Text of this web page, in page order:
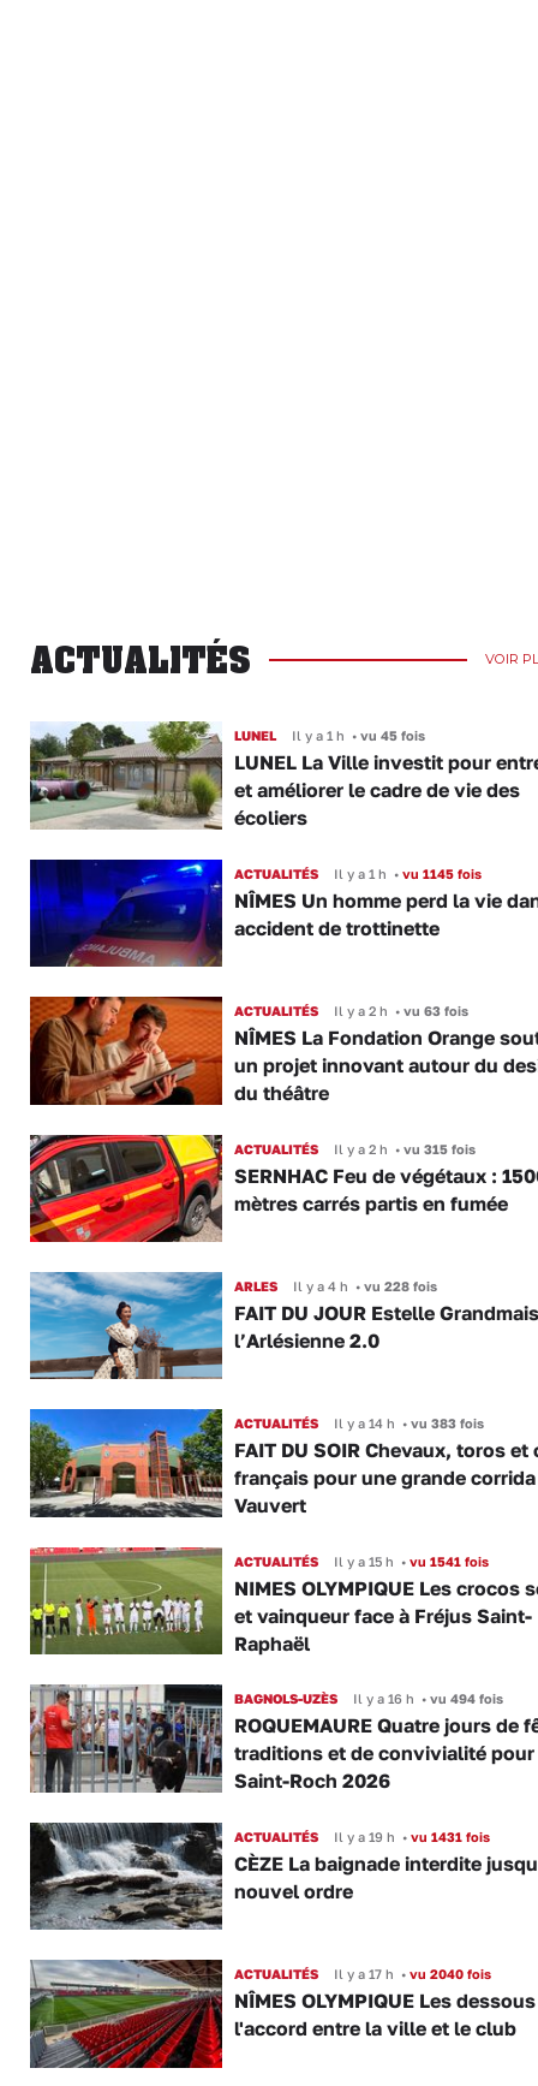
ACTUALITÉS VOIR
LUNEL Il y a 1 h •vu 45 fois
LUNEL La Ville investit pour
et améliorer le cadre de vie des
écoliers
ACTUALITÉS Il y a 1 h •vu 1145 fois
NÎMES Un homme perd la vie
accident de trottinette
ACTUALITÉS Il y a 2 h •vu 63 fois
NÎMES La Fondation Orange
un projet innovant autour du
du théâtre
ACTUALITÉS Il y a 2 h •vu 315 fois
SERNHAC Feu de végétaux :
mètres carrés partis en fumée
ARLES Il y a 4 h •vu 228 fois
FAIT DU JOUR Estelle
l’Arlésienne 2.0
ACTUALITÉS Il y a 14 h •vu 383 fois
FAIT DU SOIR Chevaux, toros et
français pour une grande corrida
Vauvert
ACTUALITÉS Il y a 15 h •vu 1541 fois
NIMES OLYMPIQUE Les crocos
et vainqueur face à Fréjus Saint-
Raphaël
BAGNOLS-UZÈS Il y a 16 h •vu 494 fois
ROQUEMAURE Quatre jours de
traditions et de convivialité pour
Saint-Roch 2026
ACTUALITÉS Il y a 19 h •vu 1431 fois
CÈZE La baignade interdite
nouvel ordre
ACTUALITÉS Il y a 17 h •vu 2040 fois
NÎMES OLYMPIQUE Les
l'accord entre la ville et le club